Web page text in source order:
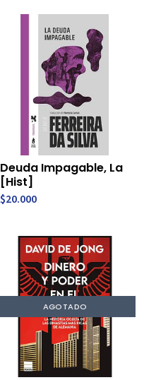
Deuda Impagable, La
[Hist]
$20.000
AGOTADO